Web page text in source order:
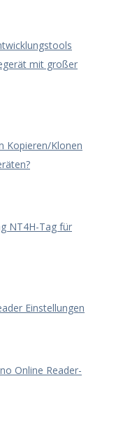
mit großer
Kopieren/Klonen
NT4H-Tag für
Einstellungen
Online Reader-